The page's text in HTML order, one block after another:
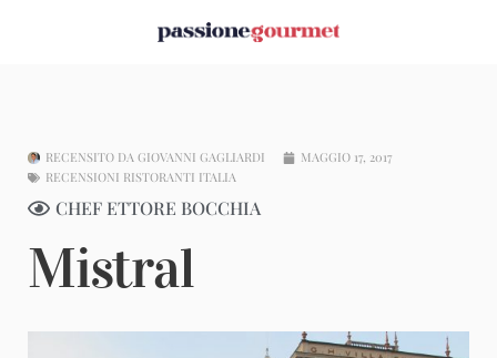
RECENSITO DA GIOVANNI GAGLIARDI
MAGGIO 17, 2017
RECENSIONI RISTORANTI ITALIA
CHEF ETTORE BOCCHIA
Mistral